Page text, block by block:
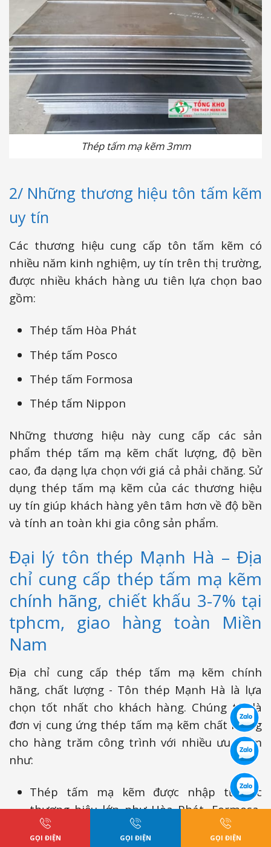
Thép tấm mạ kẽm 3mm
2/ Những thương hiệu tôn tấm kẽm
uy tín
Các thương hiệu cung cấp tôn tấm kẽm có
nhiều năm kinh nghiệm, uy tín trên thị trường,
được nhiều khách hàng ưu tiên lựa chọn bao
gồm:
Thép tấm Hòa Phát
Thép tấm Posco
Thép tấm Formosa
Thép tấm Nippon
Những thương hiệu này cung cấp các sản
phẩm thép tấm mạ kẽm chất lượng, độ bền
cao, đa dạng lựa chọn với giá cả phải chăng. Sử
dụng thép tấm mạ kẽm của các thương hiệu
uy tín giúp khách hàng yên tâm hơn về độ bền
và tính an toàn khi gia công sản phẩm.
Đại lý tôn thép Mạnh Hà – Địa
chỉ cung cấp thép tấm mạ kẽm
chính hãng, chiết khấu 3-7% tại
tphcm, giao hàng toàn Miền
Nam
Địa chỉ cung cấp thép tấm mạ kẽm chính
hãng, chất lượng - Tôn thép Mạnh Hà là lựa
chọn tốt nhất cho khách hàng. Chúng tôi là
đơn vị cung ứng thép tấm mạ kẽm chất lượng
cho hàng trăm công trình với nhiều ưu điểm
như:
Thép tấm mạ kẽm được nhập từ các
thương hiệu lớn như Hòa Phát, Formosa,
Nippon, Posco,...
GỌI ĐIỆN GỌI ĐIỆN GỌI ĐIỆN